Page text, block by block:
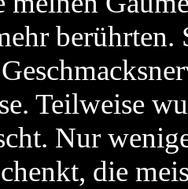
berührten.
Teilweise
Nur
die